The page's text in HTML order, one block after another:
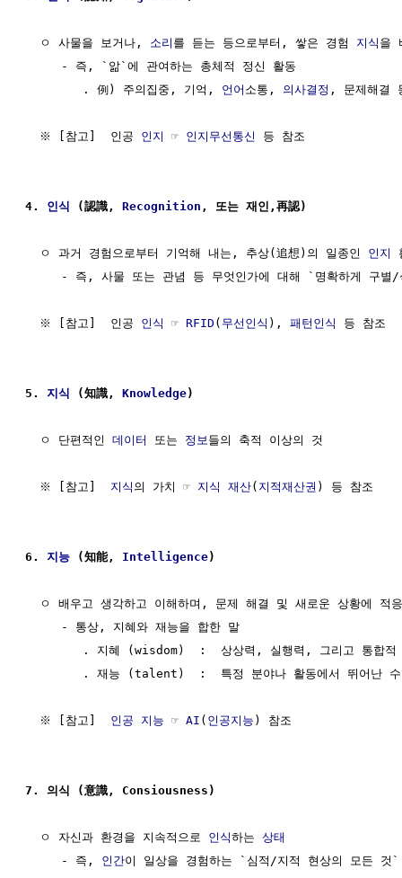
  ㅇ 사물을 보거나,
소리 를 듣는 등으로부터, 쌓은 경험 지식 을
     - 즉, `앎`에 관여하는 총체적 정신 활동
        . 例) 주의집중, 기억,
언어 소통, 의사결정 , 문제해결
  ※ [참고]  인공
인지 ☞ 인지무선통신 등 참조
4. 인식 (認識, Recognition , 또는 재인,再認)
  ㅇ 과거 경험으로부터 기억해 내는, 추상(追想)의 일종인
인지
- 즉, 사물 또는 관념 등 무엇인가에 대해 `명확하게 구별
  ※ [참고]  인공
인식 ☞ RFID ( 무선인식 ), 패턴인식 등 참조
5. 지식 (知識, Knowledge)
  ㅇ 단편적인
데이터 또는 정보 들의 축적 이상의 것
  ※ [참고]
지식 의 가치 ☞ 지식 재산( 지적재산권 ) 등 참조
6. 지능 (知能, Intelligence)
ㅇ 배우고 생각하고 이해하며, 문제 해결 및 새로운 상황에 적
     - 통상, 지혜와 재능을 합한 말
. 지혜 (wisdom)  :  상상력, 실행력, 그리고 통합적
. 재능 (talent)  :  특정 분야나 활동에서 뛰어난 수
  ※ [참고]
인공 지능 ☞ AI ( 인공지능 ) 참조
7. 의식 (意識, Consiousness)
  ㅇ 자신과 환경을 지속적으로
인식하는 상태
     - 즉,
인간이 일상을 경험하는 `심적/지적 현상의 모든 것`